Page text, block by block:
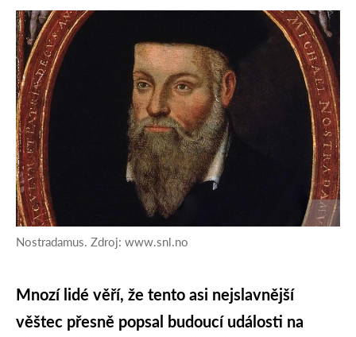
Nostradamus. Zdroj: www.snl.no
Mnozí lidé věří, že tento asi nejslavnější
věštec přesně popsal budoucí události na